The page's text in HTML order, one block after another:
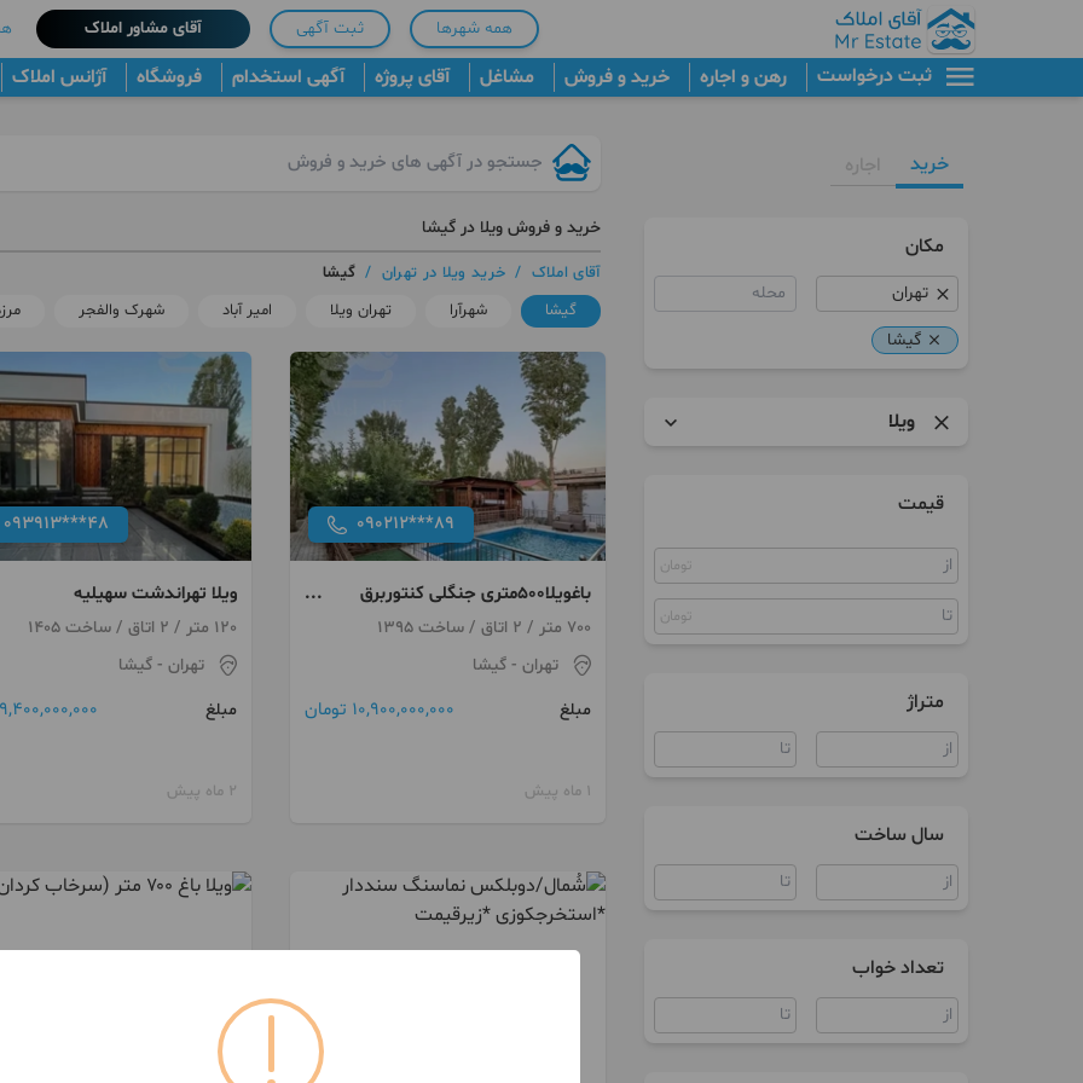
همه شهرها ثبت آگهی آقای مشاور املاک
ثبت درخواست رهن و اجاره خرید و فروش مشاغل آقای پروژه آگهی استخدام فروشگاه آژانس املاک
خرید اجاره
مکان
محله
گیشا
ویلا
برج
کلنگی
مستغلات
سوییت
ویلا
سند اداری
مغازه
قیمت
تومان
تومان
متراژ
سال ساخت
تعداد خواب
خرید و فروش ویلا در گیشا
آقای املاک / خرید ویلا در تهران / گیشا
گیشا
شهرآرا تهران ویلا امیر آباد شهرک والفجر
090212***89
باغویلا500متری جنگلی کنتوربرق
مجوز تهراندشت سرخاب
700 متر / 2 اتاق / ساخت 1395
تهران - گیشا
مبلغ
10,900,000,000 تومان
1 ماه پیش
093913***48
ویلا تهراندشت سهیلیه
سندقدرالسهم مدرن
شهرکی۳۰۰متری
120 متر / 2 اتاق / ساخت 1405
تهران- گیشا
مبلغ
9,400,000,000 تومان
2 ماه پیش